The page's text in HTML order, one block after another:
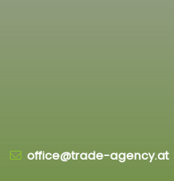
office@trade-agency.at